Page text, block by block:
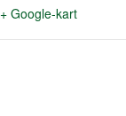
+ Google-kart